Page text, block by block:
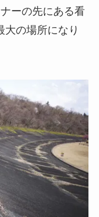
ーの先にある看
大の場所になり